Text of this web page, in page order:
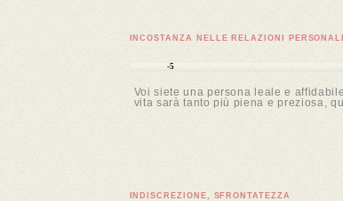
INCOSTANZA NELLE RELAZIONI
-5
Voi siete una persona leale e
vita sarà tanto più piena e preziosa,
INDISCREZIONE, SFRONTATEZZA